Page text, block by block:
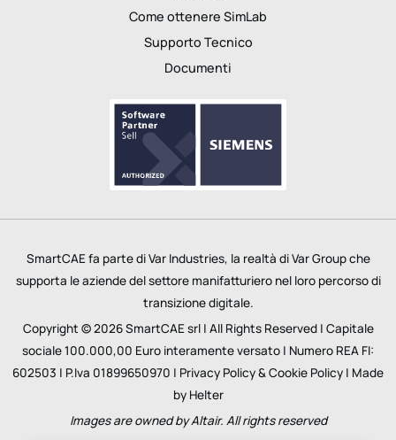
Come ottenere SimLab
Supporto Tecnico
Documenti
SmartCAE fa parte diVar Industries, la realtà diVar Groupche
supporta le aziende del settore manifatturiero nel loro percorso di
transizione digitale.
Copyright © 2026 SmartCAE srl | All Rights Reserved | Capitale
sociale 100.000,00 Euro interamente versato | Numero REA FI:
602503 | P.Iva 01899650970 | Privacy Policy&Cookie Policy | Made
by Helter
Images are owned by Altair. All rights reserved